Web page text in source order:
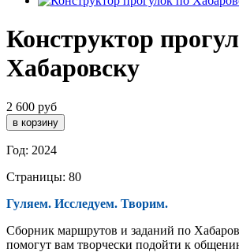
Конструктор
Хабаровску
2 600 руб
Год: 2024
Страницы: 80
Гуляем. Исследуем. Творим.
Сборник маршрутов и заданий по
помогут вам творчески подойти к